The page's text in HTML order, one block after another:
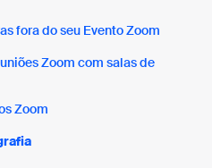
fora do seu Evento Zoom
Zoom com salas de
Zoom